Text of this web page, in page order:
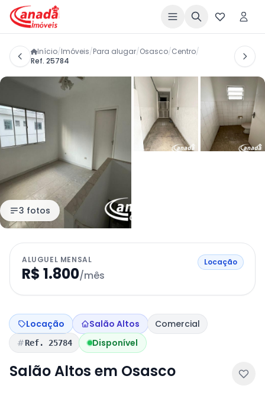
Início/Imóveis/Para alugar/Osasco/Centro/
Ref. 25784
3 fotos
ALUGUEL MENSAL
R$ 1.800/mês
Locação
Locação Salão Altos Comercial
Ref. 25784 Disponível
Salão Altos em Osasco